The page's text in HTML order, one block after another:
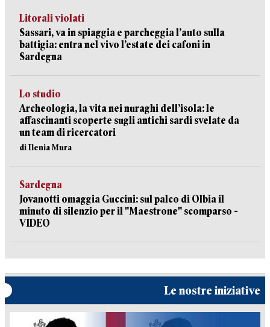
Litorali violati
Sassari, va in spiaggia e parcheggia l’auto sulla
battigia: entra nel vivo l’estate dei cafoni in
Sardegna
Lo studio
Archeologia, la vita nei nuraghi dell’isola: le
affascinanti scoperte sugli antichi sardi svelate da
un team di ricercatori
di Ilenia Mura
Sardegna
Jovanotti omaggia Guccini: sul palco di Olbia il
minuto di silenzio per il "Maestrone" scomparso -
VIDEO
Le nostre iniziative